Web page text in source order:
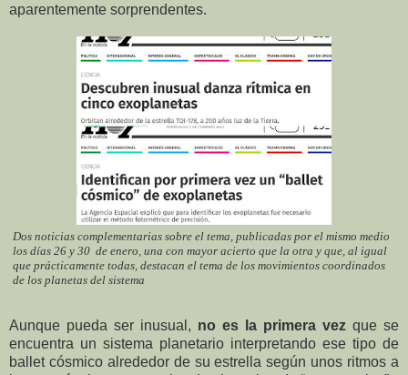
aparentemente sorprendentes.
Dos noticias complementarias sobre el tema, publicadas por el mismo medio
los días 26 y 30 de enero, una con mayor acierto que la otra y que, al igual
que prácticamente todas, destacan el tema de los movimientos coordinados
de los planetas del sistema
Aunque pueda ser inusual, no es la primera vez que se
encuentra un sistema planetario interpretando ese tipo de
ballet cósmico alrededor de su estrella según unos ritmos a